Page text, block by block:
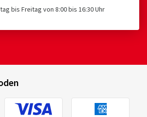
bis Freitag von 8:00 bis 16:30 Uhr